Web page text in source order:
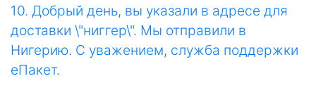
10. Добрый день, вы указали в адресе для
доставки \"ниггер\". Мы отправили в
Нигерию. С уважением, служба поддержки
еПакет.